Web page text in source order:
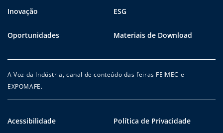
Inovação ESG
Oportunidades Materiais de Download
A Voz da Indústria, canal de conteúdo das feiras FEIMEC e
EXPOMAFE.
Acessibilidade Política de Privacidade